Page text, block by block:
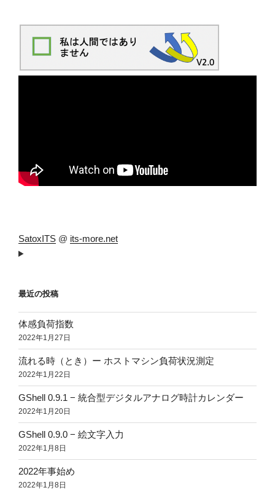
SatoxITS @ its-more.net
最近の投稿
体感負荷指数
2022年1月27日
流れる時（とき）ー ホストマシン負荷状況測定
2022年1月22日
GShell 0.9.1 − 統合型デジタルアナログ時計カレンダー
2022年1月20日
GShell 0.9.0 − 絵文字入力
2022年1月8日
2022年事始め
2022年1月8日